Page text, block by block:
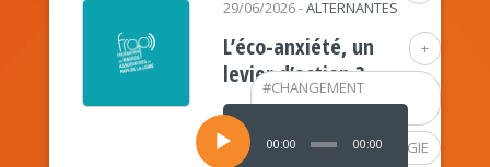
+
#CHANGEMENT
CLIMATIQUE
#PSYCHOLOGIE
29/06/2026-ALTERNANTES
L’éco-anxiété, un
levier d’action ?
Lecteur
audio
00:00 00:00